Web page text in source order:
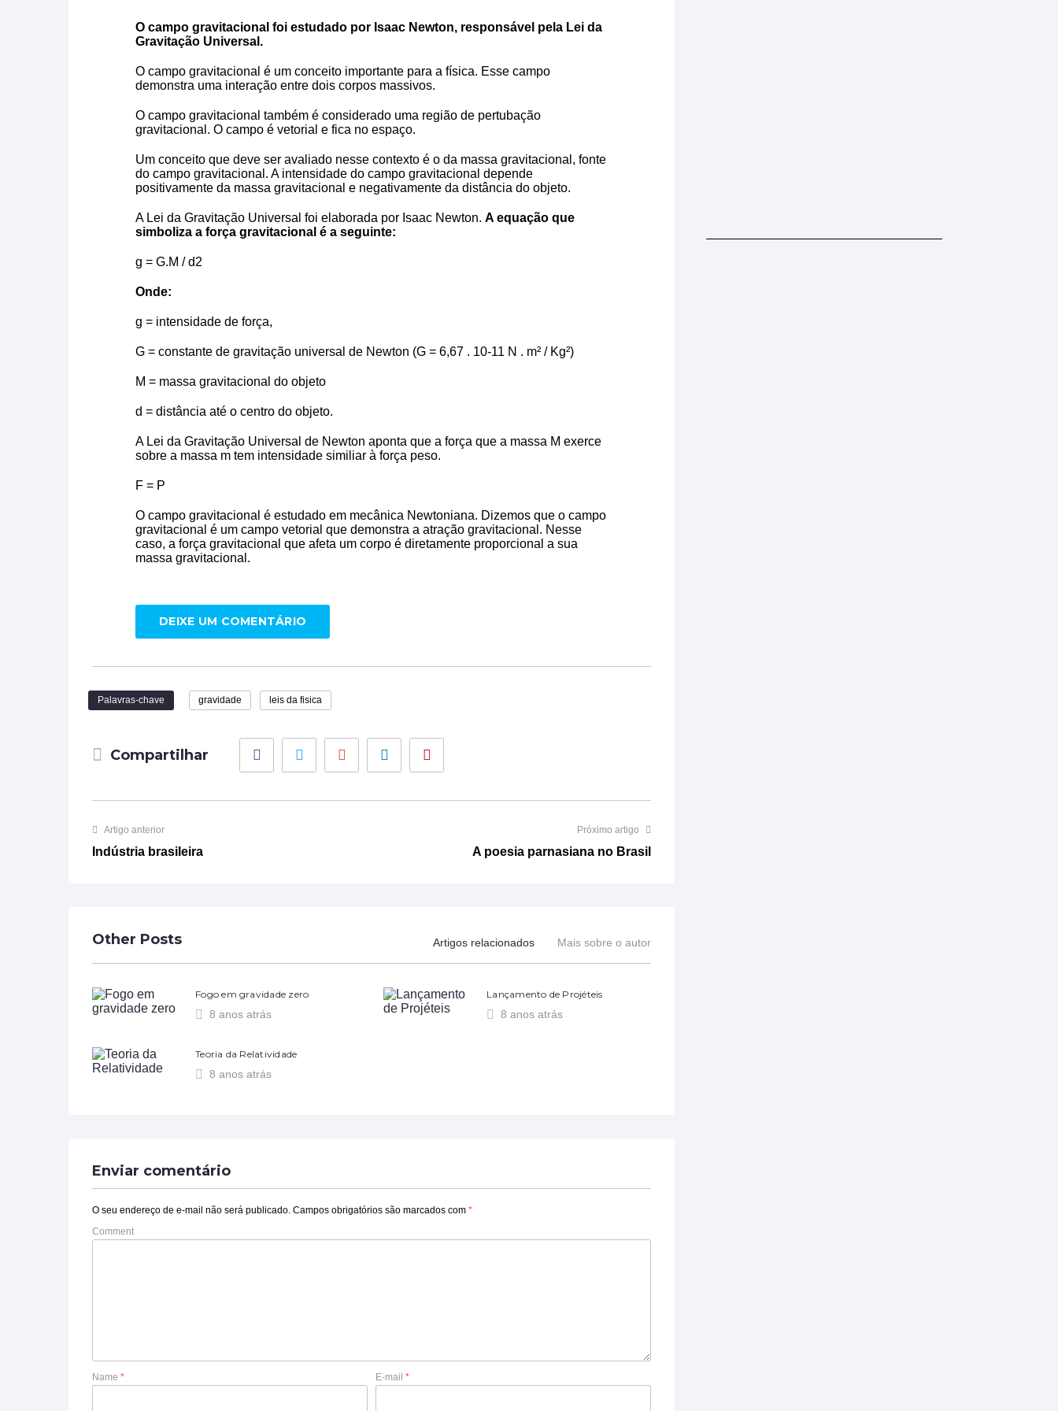
O campo gravitacional foi estudado por Isaac Newton, responsável pela Lei da
Gravitação Universal.
O campo gravitacional é um conceito importante para a física. Esse campo
demonstra uma interação entre dois corpos massivos.
O campo gravitacional também é considerado uma região de pertubação
gravitacional. O campo é vetorial e fica no espaço.
Um conceito que deve ser avaliado nesse contexto é o da massa gravitacional, fonte
do campo gravitacional. A intensidade do campo gravitacional depende
positivamente da massa gravitacional e negativamente da distância do objeto.
A Lei da Gravitação Universal foi elaborada por Isaac Newton. A equação que
simboliza a força gravitacional é a seguinte:
g = G.M / d2
Onde:
g = intensidade de força,
G = constante de gravitação universal de Newton (G = 6,67 . 10-11 N . m² / Kg²)
M = massa gravitacional do objeto
d = distância até o centro do objeto.
A Lei da Gravitação Universal de Newton aponta que a força que a massa M exerce
sobre a massa m tem intensidade similiar à força peso.
F = P
O campo gravitacional é estudado em mecânica Newtoniana. Dizemos que o campo
gravitacional é um campo vetorial que demonstra a atração gravitacional. Nesse
caso, a força gravitacional que afeta um corpo é diretamente proporcional a sua
massa gravitacional.
DEIXE UM COMENTÁRIO
Palavras-chave gravidade leis da fisica
Compartilhar
FacebookTwitter Google+ LinkedIn
Artigo anterior
Indústria brasileira
Próximo artigo
A poesia parnasiana no Brasil
Other Posts Artigos relacionados Mais sobre o autor
Fogo em gravidade zero
8 anos atrás
Lançamento de Projéteis
8 anos atrás
Teoria da Relatividade
8 anos atrás
Enviar comentário
O seu endereço de e-mail não será publicado. Campos obrigatórios são marcados com *
Comment
Name * E-mail *